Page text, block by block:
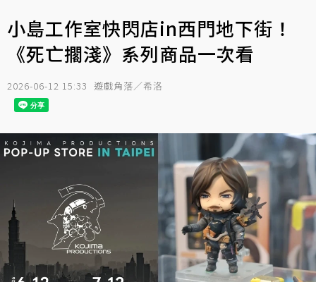
小島工作室快閃店in西門地下街！
《死亡擱淺》系列商品一次看
2026-06-12 15:33 遊戲角落／希洛